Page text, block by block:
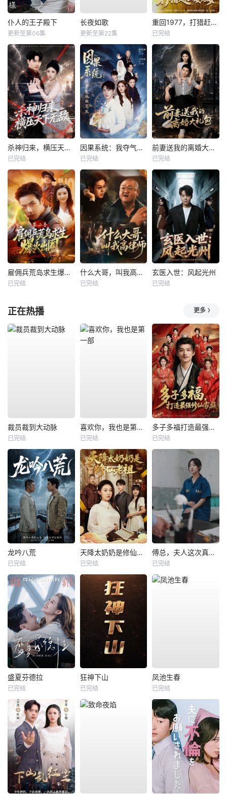
仆人的王子殿下
更新至第06集
长夜如歌
更新至第22集
重回1977，打猎赶山娶老婆
已完结
杀神归来，横压天下无敌
已完结
因果系统：我夺气运救苍生
已完结
前妻送我的离婚大礼包
已完结
雇佣兵荒岛求生爆火出圈第二季
已完结
什么大哥，叫我高律师
已完结
玄医入世：风起光州
已完结
正在热播 更多
裁员裁到大动脉
已完结
喜欢你，我也是第一部
已完结
多子多福打造最强修仙家族
已完结
龙吟八荒
已完结
天降太奶奶是修仙老祖
已完结
傅总，夫人这次真的死了
已完结
盛夏芬德拉
已完结
狂神下山
已完结
凤池生春
已完结